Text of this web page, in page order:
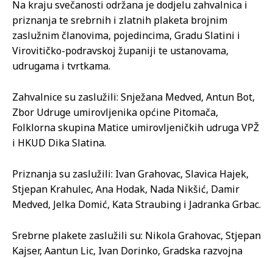
Na kraju svečanosti održana je dodjelu zahvalnica i
priznanja te srebrnih i zlatnih plaketa brojnim
zaslužnim članovima, pojedincima, Gradu Slatini i
Virovitičko-podravskoj županiji te ustanovama,
udrugama i tvrtkama.
Zahvalnice su zaslužili: Snježana Medved, Antun Bot,
Zbor Udruge umirovljenika općine Pitomača,
Folklorna skupina Matice umirovljeničkih udruga VPŽ
i HKUD Dika Slatina.
Priznanja su zaslužili: Ivan Grahovac, Slavica Hajek,
Stjepan Krahulec, Ana Hodak, Nada Nikšić, Damir
Medved, Jelka Domić, Kata Straubing i Jadranka Grbac.
Srebrne plakete zaslužili su: Nikola Grahovac, Stjepan
Kajser, Aantun Lic, Ivan Dorinko, Gradska razvojna